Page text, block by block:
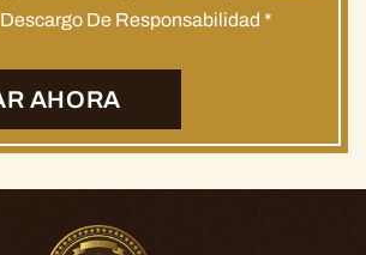
De Responsabilidad *